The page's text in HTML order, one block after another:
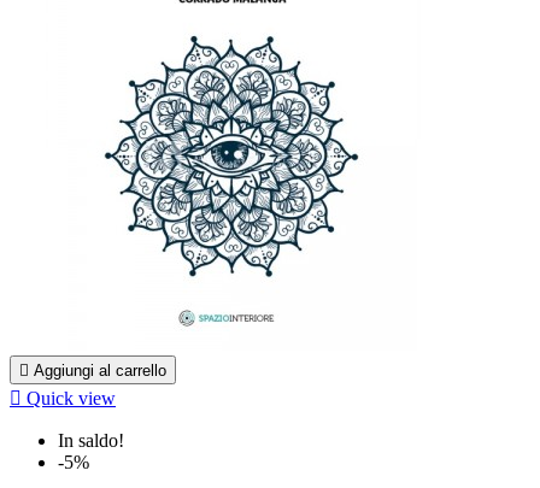
 Aggiungi al carrello
 Quick view
In saldo!
-5%